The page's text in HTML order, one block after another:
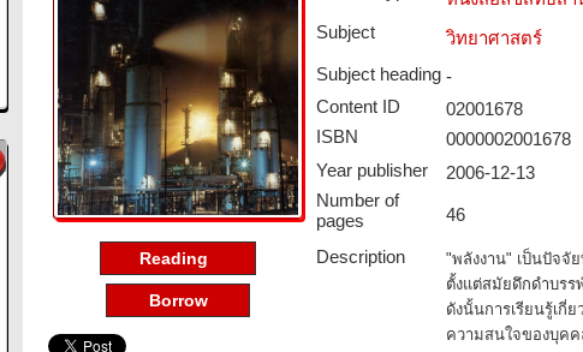
Reading
Borrow
Subject­
วิทยาศาสตร์
Subject heading -
Content ID­
02001678
ISBN
0000002001678
Year publisher
2006-12-13
Number of
pages
46
Description
"พลังงาน" เป็นปัจจั
ตั้งแต่สมัยดึกดำบร
ดังนั้นการเรียนรู้เกี่
ความสนใจของบุคค